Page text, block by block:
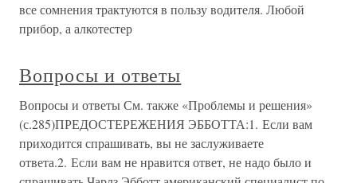
все сомнения трактуются в пользу водителя. Любой
прибор, а алкотестер
Вопросы и ответы
Вопросы и ответы См. также «Проблемы и решения»
(с.285)ПРЕДОСТЕРЕЖЕНИЯ ЭББОТТА:1. Если вам
приходится спрашивать, вы не заслуживаете
ответа.2. Если вам не нравится ответ, не надо было и